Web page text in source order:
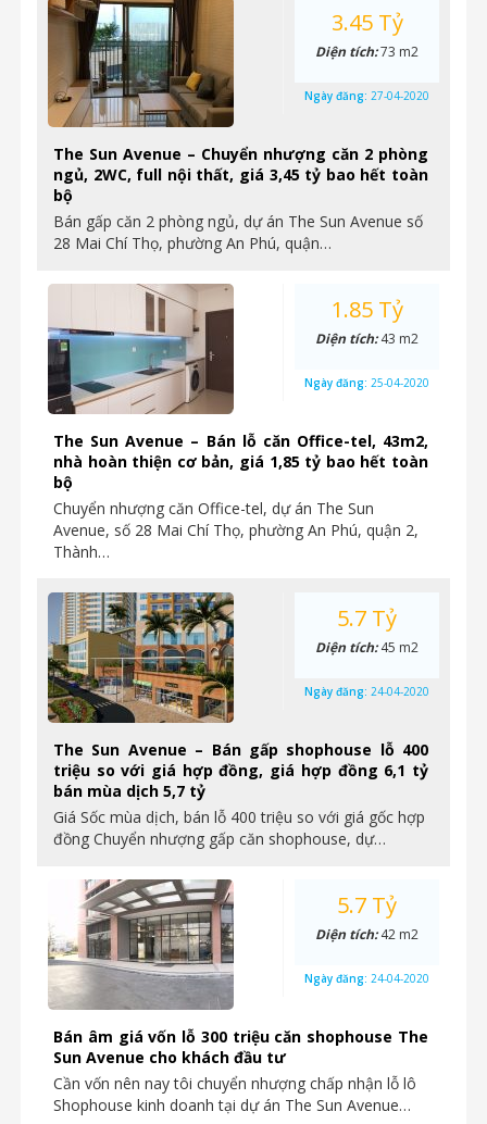
The Sun Avenue – Chuyển nhượng căn 2 phòng
ngủ, 2WC, full nội thất, giá 3,45 tỷ bao hết toàn
bộ
Bán gấp căn 2 phòng ngủ, dự án The Sun Avenue số
28 Mai Chí Thọ, phường An Phú, quận…
3.45 Tỷ
Diện tích:73 m2
Ngày đăng: 27-04-2020
The Sun Avenue – Bán lỗ căn Office-tel, 43m2,
nhà hoàn thiện cơ bản, giá 1,85 tỷ bao hết toàn
bộ
Chuyển nhượng căn Office-tel, dự án The Sun
Avenue, số 28 Mai Chí Thọ, phường An Phú, quận 2,
Thành…
1.85 Tỷ
Diện tích:43 m2
Ngày đăng: 25-04-2020
The Sun Avenue – Bán gấp shophouse lỗ 400
triệu so với giá hợp đồng, giá hợp đồng 6,1 tỷ
bán mùa dịch 5,7 tỷ
Giá Sốc mùa dịch, bán lỗ 400 triệu so với giá gốc hợp
đồng Chuyển nhượng gấp căn shophouse, dự…
5.7 Tỷ
Diện tích:45 m2
Ngày đăng: 24-04-2020
Bán âm giá vốn lỗ 300 triệu căn shophouse The
Sun Avenue cho khách đầu tư
Cần vốn nên nay tôi chuyển nhượng chấp nhận lỗ lô
Shophouse kinh doanh tại dự án The Sun Avenue…
5.7 Tỷ
Diện tích:42 m2
Ngày đăng: 24-04-2020